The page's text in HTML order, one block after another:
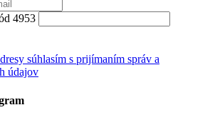
4953
súhlasím s prijímaním správ a
údajov